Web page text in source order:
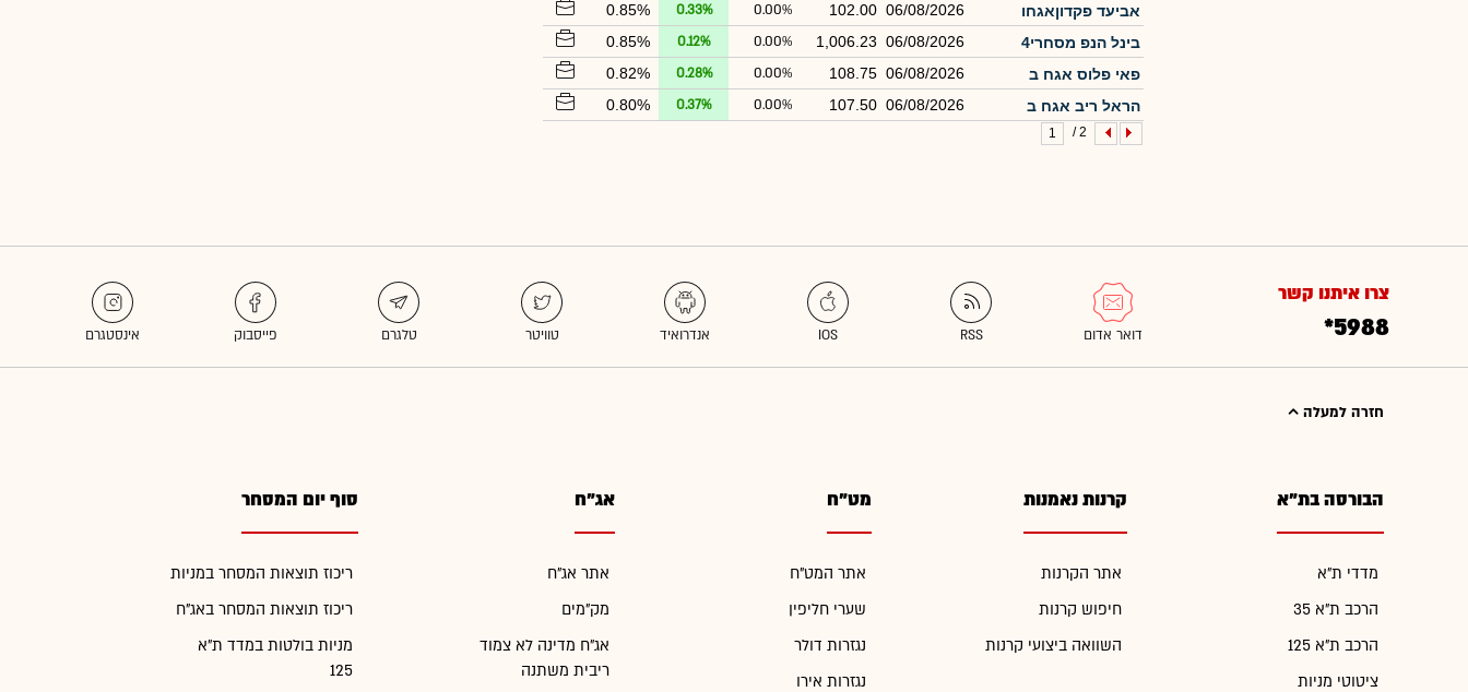
אביעד פקדוןאגחו
06/08/2026
102.00
0.00%
0.33%
0.85%
בינל הנפ מסחרי4
06/08/2026
1,006.23
0.00%
0.12%
0.85%
פאי פלוס אגח ב
06/08/2026
108.75
0.00%
0.28%
0.82%
הראל ריב אגח ב
06/08/2026
107.50
0.00%
0.37%
0.80%
2 /
1
צרו איתנו קשר
*5988
חזרה למעלה
הבורסה בת"א
מדדי ת"א
הרכב ת"א 35
הרכב ת"א 125
ציטוטי מניות
קרנות נאמנות
אתר הקרנות
חיפוש קרנות
השוואה ביצועי קרנות
מט"ח
אתר המט"ח
שערי חליפין
נגזרות דולר
נגזרות אירו
אג"ח
אתר אג"ח
מק"מים
אג"ח מדינה לא צמוד
ריבית משתנה
סוף יום המסחר
ריכוז תוצאות המסחר במניות
ריכוז תוצאות המסחר באג"ח
מניות בולטות במדד ת"א
125